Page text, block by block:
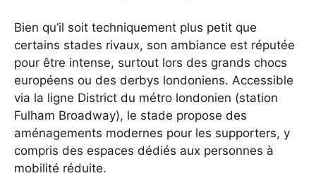
Bien qu’il soit techniquement plus petit que
certains stades rivaux, son ambiance est réputée
pour être intense, surtout lors des grands chocs
européens ou des derbys londoniens. Accessible
via la ligne District du métro londonien (station
Fulham Broadway), le stade propose des
aménagements modernes pour les supporters, y
compris des espaces dédiés aux personnes à
mobilité réduite.